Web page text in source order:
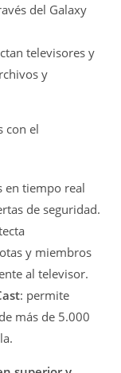
del Galaxy
televisores y
y
con el
en tiempo real
de seguridad.
y miembros
al televisor.
: permite
más de 5.000